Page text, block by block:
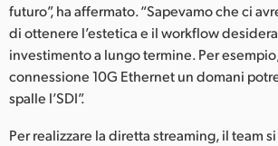
futuro”, ha affermato. “Sapevamo che ci
di ottenere l’estetica e il workflow
investimento a lungo termine. Per
connessione 10G Ethernet un domani
spalle l’SDI”.
Per realizzare la diretta streaming, il team